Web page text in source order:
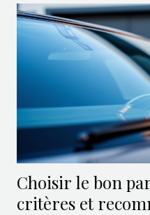
Choisir le bon
critères et